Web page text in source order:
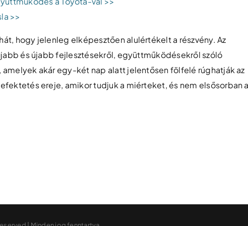
>>
hogy jelenleg elképesztően alulértékelt a részvény. Az
és újabb fejlesztésekről, együttműködésekről szóló
amelyek akár egy-két nap alatt jelentősen fölfelé rúghatják az
ereje, amikor tudjuk a miérteket, és nem elsősorban